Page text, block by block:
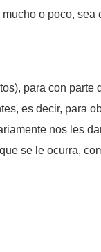
o poco, sea
para con parte
es decir, para
nos les
se le ocurra,